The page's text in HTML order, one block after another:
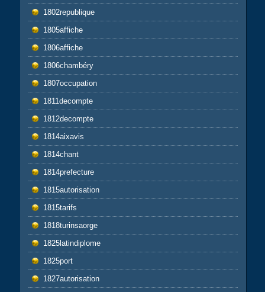
1802republique
1805affiche
1806affiche
1806chambéry
1807occupation
1811decompte
1812decompte
1814aixavis
1814chant
1814prefecture
1815autorisation
1815tarifs
1818turinsaorge
1825latindiplome
1825port
1827autorisation